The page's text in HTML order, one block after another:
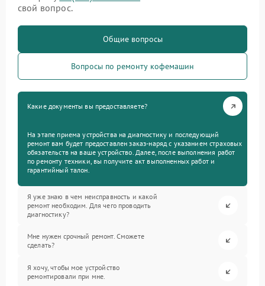
свой вопрос.
Общие вопросы
Вопросы по ремонту кофемашин
Какие документы вы предоставляете?
На этапе приема устройства на диагностику и последующий
ремонт вам будет предоставлен заказ-наряд с указанием страховых
обязательств на ваше устройство. Далее, после выполнения работ
по ремонту техники, вы получите акт выполненных работ и
гарантийный талон.
Я уже знаю в чем неисправность и какой
ремонт необходим. Для чего проводить
диагностику?
Мне нужен срочный ремонт. Сможете
сделать?
Я хочу, чтобы мое устройство
ремонтировали при мне.